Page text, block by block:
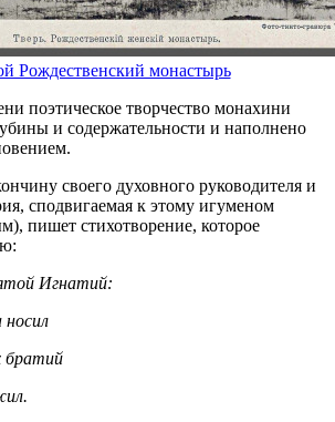
Рождественский монастырь
поэтическое творчество монахини
и содержательности и наполнено
своего духовного руководителя и
сподвигаемая к этому игуменом
пишет стихотворение, которое
Игнатий:
носил
братий